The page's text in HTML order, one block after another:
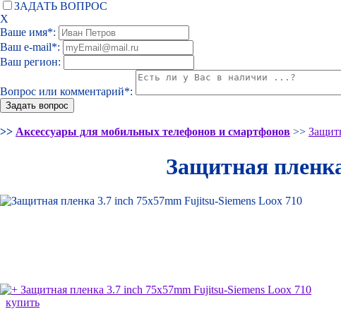
ЗАДАТЬ ВОПРОС
Х
Ваше имя*:
Ваш e-mail*:
Ваш регион:
Вопрос или комментарий*:
>> Аксессуары для мобильных телефонов и смартфонов >>
Защитная
купить